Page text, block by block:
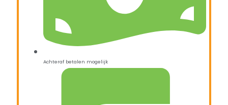
Achteraf betalen mogelijk